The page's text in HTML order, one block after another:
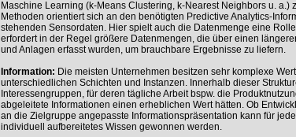
Maschine Learning (k-Means Clustering, k-Nearest Neighbors u. a.)
Methoden orientiert sich an den benötigten Predictive Analytics-
stehenden Sensordaten. Hier spielt auch die Datenmenge eine
erfordert in der Regel größere Datenmengen, die über einen
und Anlagen erfasst wurden, um brauchbare Ergebnisse zu liefern.
Information: Die meisten Unternehmen besitzen sehr komplexe
unterschiedlichen Schichten und Instanzen. Innerhalb dieser
Interessengruppen, für deren tägliche Arbeit bspw. die
abgeleitete Informationen einen erheblichen Wert hätten. Ob
an die Zielgruppe angepasste Informationspräsentation kann für
individuell aufbereitetes Wissen gewonnen werden.